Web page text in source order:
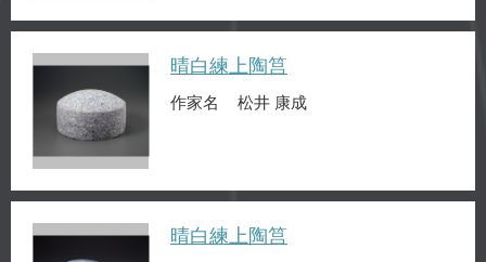
晴白練上陶筥
作家名 松井 康成
晴白練上陶筥